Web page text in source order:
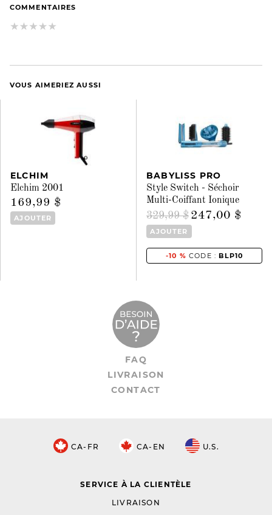
COMMENTAIRES
VOUS AIMERIEZ AUSSI
ELCHIM
Elchim 2001
169,99 $
AJOUTER
BABYLISS PRO
Style Switch - Séchoir
Multi-Coiffant Ionique
329,99 $ 247,00 $
AJOUTER
-10 % CODE :BLP10
FAQ
LIVRAISON
CONTACT
CA-FR CA-EN U.S.
SERVICE À LA CLIENTÈLE
LIVRAISON